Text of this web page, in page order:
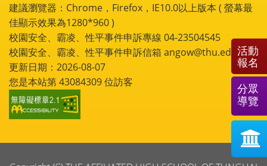
建議瀏覽器：Chrome，Firefox，IE10.0以上版本 ( 螢幕最
佳顯示效果為1280*960 )
校園安全、霸凌、性平事件申訴專線 04-23504545
校園安全、霸凌、性平事件申訴信箱 angow@thu.edu.tw
更新日期：2026-08-07
您是本站第43084309位訪客
活動
報名
分眾
導覽